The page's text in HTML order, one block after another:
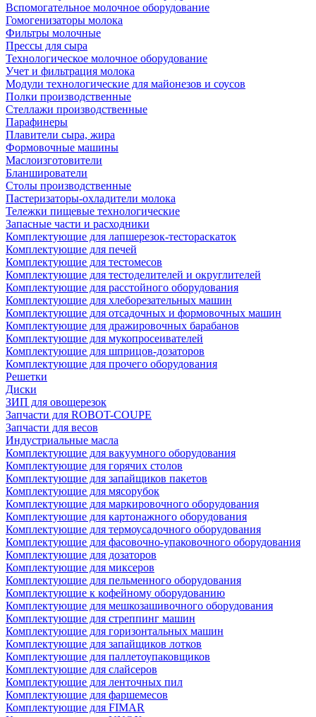
Вспомогательное молочное оборудование
Гомогенизаторы молока
Фильтры молочные
Прессы для сыра
Технологическое молочное оборудование
Учет и фильтрация молока
Модули технологические для майонезов и соусов
Полки производственные
Стеллажи производственные
Парафинеры
Плавители сыра, жира
Формовочные машины
Маслоизготовители
Бланширователи
Столы производственные
Пастеризаторы-охладители молока
Тележки пищевые технологические
Запасные части и расходники
Комплектующие для лапшерезок-тестораскаток
Комплектующие для печей
Комплектующие для тестомесов
Комплектующие для тестоделителей и округлителей
Комплектующие для расстойного оборудования
Комплектующие для хлеборезательных машин
Комплектующие для отсадочных и формовочных машин
Комплектующие для дражировочных барабанов
Комплектующие для мукопросеивателей
Комплектующие для шприцов-дозаторов
Комплектующие для прочего оборудования
Решетки
Диски
ЗИП для овощерезок
Запчасти для ROBOT-COUPE
Запчасти для весов
Индустриальные масла
Комплектующие для вакуумного оборудования
Комплектующие для горячих столов
Комплектующие для запайщиков пакетов
Комплектующие для мясорубок
Комплектующие для маркировочного оборудования
Комплектующие для картонажного оборудования
Комплектующие для термоусадочного оборудования
Комплектующие для фасовочно-упаковочного оборудования
Комплектующие для дозаторов
Комплектующие для миксеров
Комплектующие для пельменного оборудования
Комплектующие к кофейному оборудованию
Комплектующие для мешкозашивочного оборудования
Комплектующие для стреппинг машин
Комплектующие для горизонтальных машин
Комплектующие для запайщиков лотков
Комплектующие для паллетоупаковщиков
Комплектующие для слайсеров
Комплектующие для ленточных пил
Комплектующие для фаршемесов
Комплектующие для FIMAR